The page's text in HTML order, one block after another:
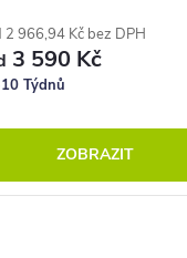
2 966,94 Kč bez DPH
3 590 Kč
Týdnů
ZOBRAZIT